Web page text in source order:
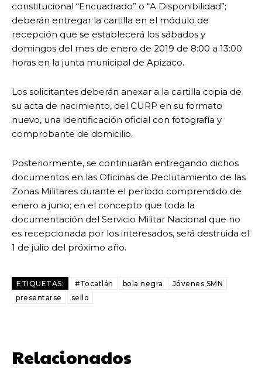
constitucional “Encuadrado” o “A Disponibilidad”;
deberán entregar la cartilla en el módulo de
recepción que se establecerá los sábados y
domingos del mes de enero de 2019 de 8:00 a 13:00
horas en la junta municipal de Apizaco.
Los solicitantes deberán anexar a la cartilla copia de
su acta de nacimiento, del CURP en su formato
nuevo, una identificación oficial con fotografía y
comprobante de domicilio.
Posteriormente, se continuarán entregando dichos
documentos en las Oficinas de Reclutamiento de las
Zonas Militares durante el período comprendido de
enero a junio; en el concepto que toda la
documentación del Servicio Militar Nacional que no
es recepcionada por los interesados, será destruida el
1 de julio del próximo año.
ETIQUETAS: #Tocatlán bola negra
Jóvenes SMN
presentarse
sello
Relacionados